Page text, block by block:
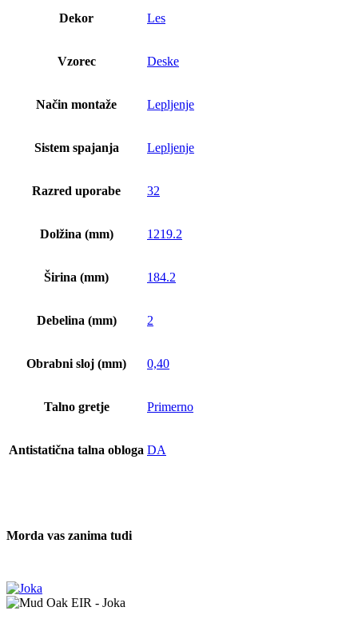
Dekor Les
Vzorec Deske
Način montaže Lepljenje
Sistem spajanja Lepljenje
Razred uporabe 32
Dolžina (mm) 1219.2
Širina (mm) 184.2
Debelina (mm) 2
Obrabni sloj (mm) 0,40
Talno gretje Primerno
Antistatična talna obloga DA
Morda vas zanima tudi